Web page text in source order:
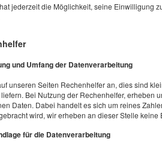
jederzeit die Möglichkeit, seine Einwilligung
und Umfang der Datenverarbeitung
unseren Seiten Rechenhelfer an, dies sind
Bei Nutzung der Rechenhelfer, erheben
Daten. Dabei handelt es sich um reines
wird, wir erheben an dieser Stelle
für die Datenverarbeitung